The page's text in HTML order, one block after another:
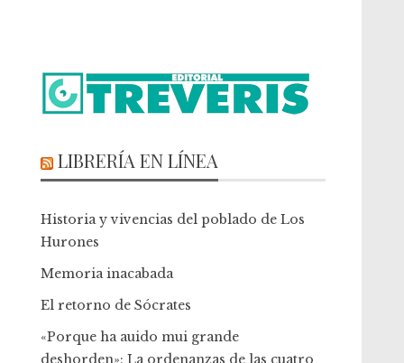
LIBRERÍA EN LÍNEA
Historia y vivencias del poblado de Los
Hurones
Memoria inacabada
El retorno de Sócrates
«Porque ha auido mui grande
deshorden»: La ordenanzas de las cuatro